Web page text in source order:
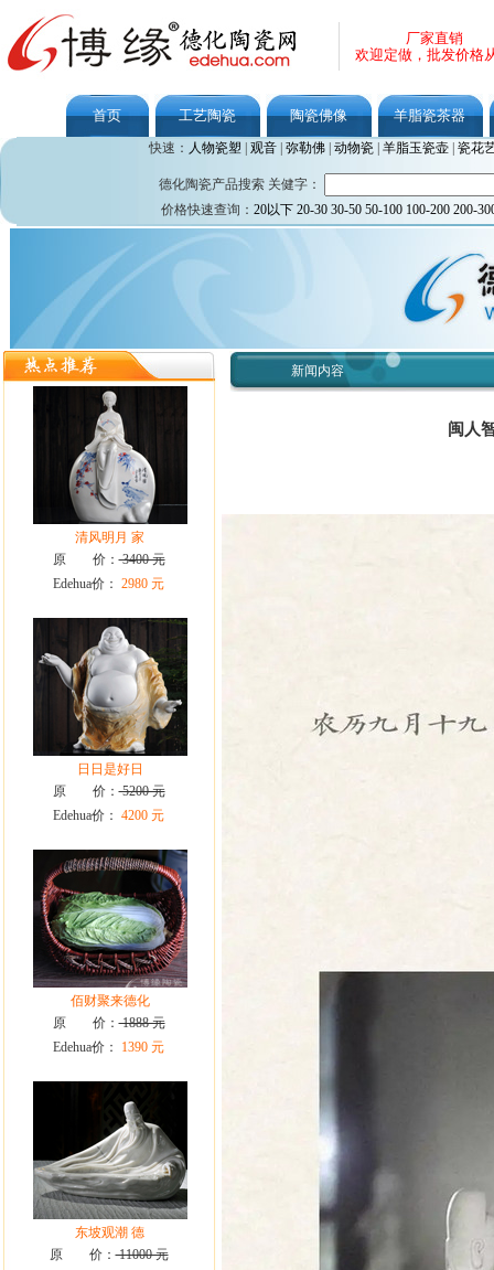
厂家直销
欢迎定做，批发价格
首页 工艺陶瓷 陶瓷佛像 羊脂瓷茶器
快速： 人物瓷塑 观音| 弥勒佛| 动物瓷| 羊脂玉瓷壶| 瓷花
德化陶瓷产品搜索 关健字：
价格快速查询： 20以下 20-30 30-50 50-100 100-200 200-
清风明月 家
原 价：3400 元
Edehua价： 2980 元
日日是好日
原 价：5200 元
Edehua价： 4200 元
佰财聚来德化
原 价：1888 元
Edehua价：
1390 元
东坡观潮 德
原 价：11000 元
新闻内容
闽人